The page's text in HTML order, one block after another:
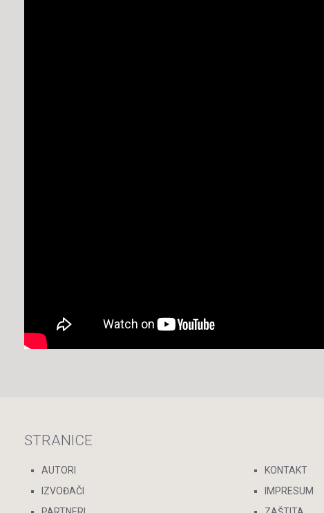
STRANICE
AUTORI
IZVOĐAČI
KONTAKT
IMPRESUM